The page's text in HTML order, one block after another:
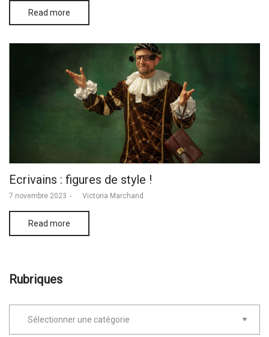
Read more
Ecrivains : figures de style !
Posted
7 novembre 2023 byVictoria Marchand
Read more
Rubriques